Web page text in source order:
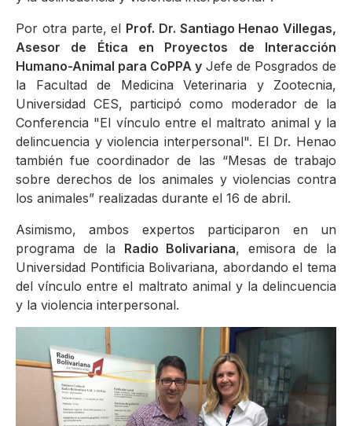
Por otra parte, el Prof. Dr. Santiago Henao Villegas,
Asesor de Ética en Proyectos de Interacción
Humano-Animal para CoPPA y Jefe de Posgrados de
la Facultad de Medicina Veterinaria y Zootecnia,
Universidad CES, participó como moderador de la
Conferencia "El vínculo entre el maltrato animal y la
delincuencia y violencia interpersonal". El Dr. Henao
también fue coordinador de las “Mesas de trabajo
sobre derechos de los animales y violencias contra
los animales” realizadas durante el 16 de abril.
Asimismo, ambos expertos participaron en un
programa de la Radio Bolivariana, emisora de la
Universidad Pontificia Bolivariana, abordando el tema
del vínculo entre el maltrato animal y la delincuencia
y la violencia interpersonal.